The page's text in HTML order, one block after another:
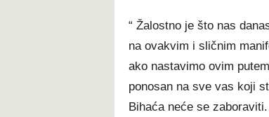
“ Žalostno je što nas
na ovakvim i sličnim
ako nastavimo ovim
ponosan na sve vas koji
Bihaća neće se